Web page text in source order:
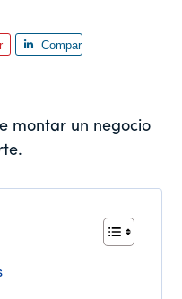
Compar
montar un negocio